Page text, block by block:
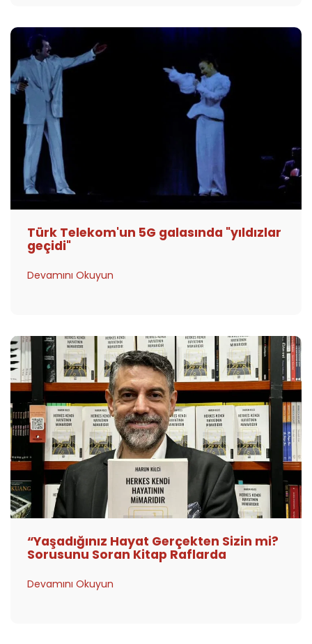
Türk Telekom'un 5G galasında "yıldızlar
geçidi"
Devamını Okuyun
“Yaşadığınız Hayat Gerçekten Sizin mi?
Sorusunu Soran Kitap Raflarda
Devamını Okuyun